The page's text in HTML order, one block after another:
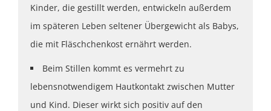
Kinder, die gestillt werden, entwickeln außerdem
im späteren Leben seltener Übergewicht als Babys,
die mit Fläschchenkost ernährt werden.
Beim Stillen kommt es vermehrt zu
lebensnotwendigem Hautkontakt zwischen Mutter
und Kind. Dieser wirkt sich positiv auf den